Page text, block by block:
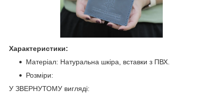
Характеристики:
Матеріал: Натуральна шкіра, вставки з ПВХ.
Розміри:
У ЗВЕРНУТОМУ вигляді: